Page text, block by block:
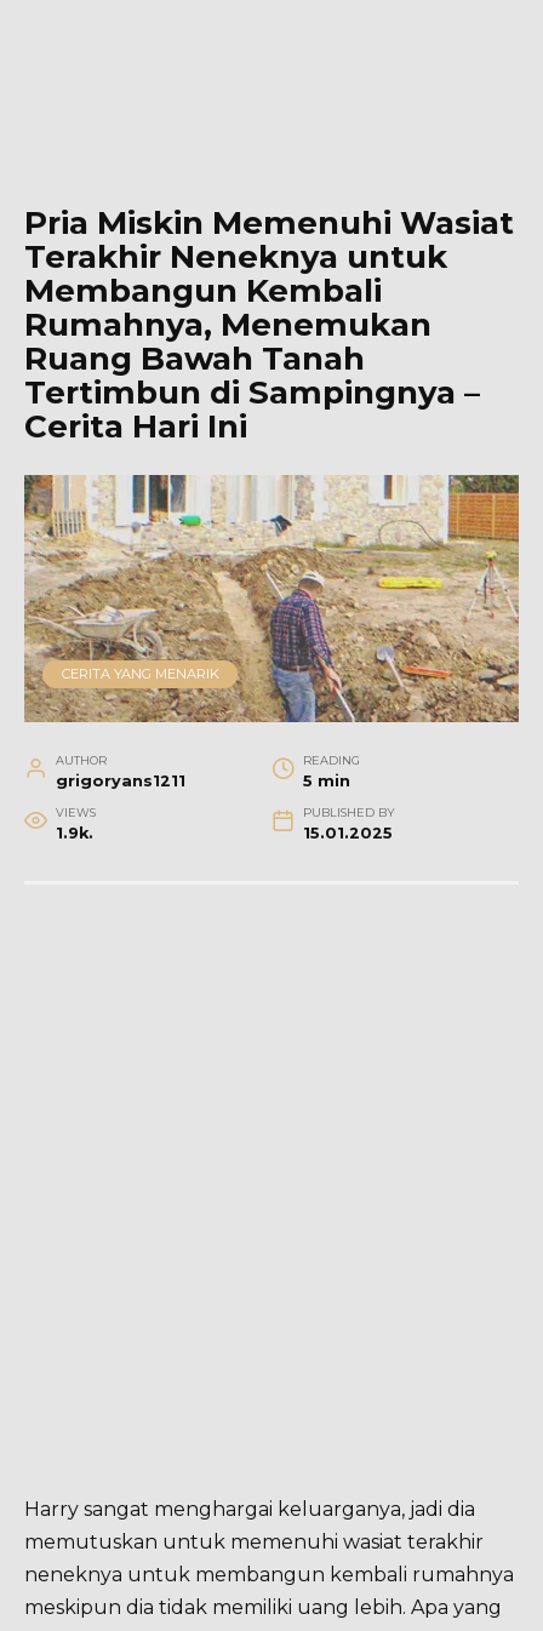
Pria Miskin Memenuhi Wasiat
Terakhir Neneknya untuk
Membangun Kembali
Rumahnya, Menemukan
Ruang Bawah Tanah
Tertimbun di Sampingnya –
Cerita Hari Ini
CERITA YANG MENARIK
AUTHOR
grigoryans1211
READING
5 min
VIEWS
1.9k.
PUBLISHED BY
15.01.2025
Harry sangat menghargai keluarganya, jadi dia
memutuskan untuk memenuhi wasiat terakhir
neneknya untuk membangun kembali rumahnya
meskipun dia tidak memiliki uang lebih. Apa yang